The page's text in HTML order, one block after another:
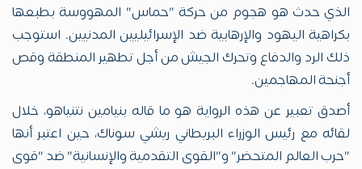
الذي حدث هو هجوم من حركة "حماس" المهووسة بطبعها
بكراهية اليهود والإرهابية ضد الإسرائيليين المدنيين. استوجب
ذلك الرد والدفاع وتحرك الجيش من أجل تطهير المنطقة وقص
أجنحة المهاجمين.
أصدق تعبير عن هذه الرواية هو ما قاله بنيامين نتنياهو، خلال
لقائه مع رئيس الوزراء البريطاني ريشي سوناك، حين اعتبر أنها
"حرب العالم المتحضر" و"القوى التقدمية والإنسانية" ضد "قوى